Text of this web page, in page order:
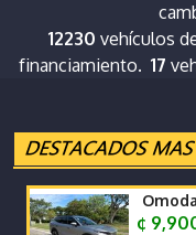
12230 vehículos
financiamiento. 17
¢